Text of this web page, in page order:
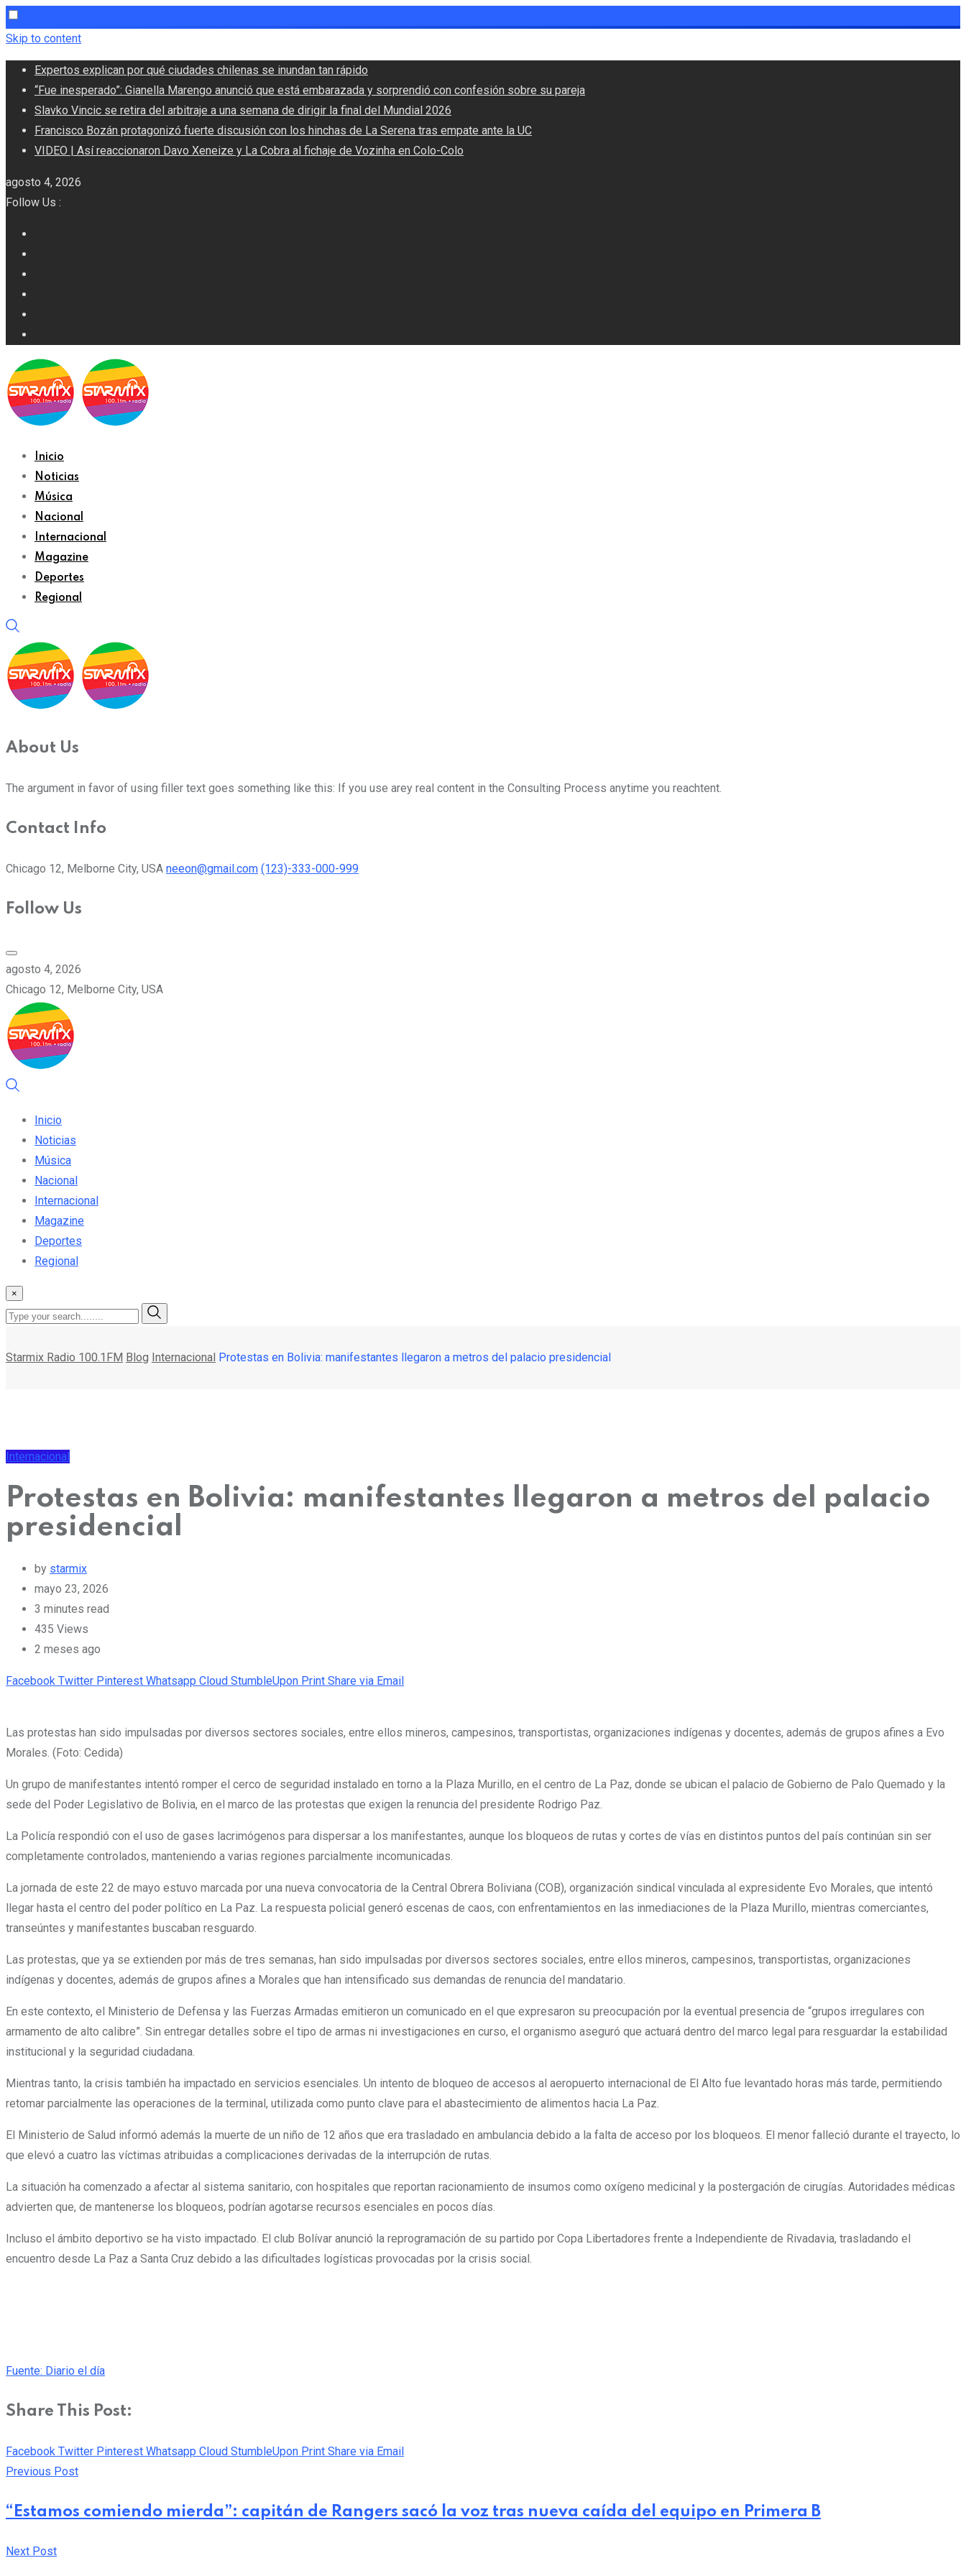
Skip to content
Expertos explican por qué ciudades chilenas se inundan tan rápido
“Fue inesperado”: Gianella Marengo anunció que está embarazada y sorprendió con confesión sobre su pareja
Slavko Vincic se retira del arbitraje a una semana de dirigir la final del Mundial 2026
Francisco Bozán protagonizó fuerte discusión con los hinchas de La Serena tras empate ante la UC
VIDEO | Así reaccionaron Davo Xeneize y La Cobra al fichaje de Vozinha en Colo-Colo
agosto 4, 2026
Follow Us :
Inicio
Noticias
Música
Nacional
Internacional
Magazine
Deportes
Regional
About Us
The argument in favor of using filler text goes something like this: If you use arey real content in the Consulting Process anytime you reachtent.
Contact Info
Chicago 12, Melborne City, USA neeon@gmail.com (123)-333-000-999
Follow Us
agosto 4, 2026
Chicago 12, Melborne City, USA
Inicio
Noticias
Música
Nacional
Internacional
Magazine
Deportes
Regional
×
Starmix Radio 100.1FM Blog Internacional Protestas en Bolivia: manifestantes llegaron a metros del palacio presidencial
Internacional
Protestas en Bolivia: manifestantes llegaron a metros del palacio
presidencial
by starmix
mayo 23, 2026
3 minutes read
435 Views
2 meses ago
Facebook Twitter Pinterest Whatsapp Cloud StumbleUpon Print Share via Email
Las protestas han sido impulsadas por diversos sectores sociales, entre ellos mineros, campesinos, transportistas, organizaciones indígenas y docentes, además de grupos afines a Evo
Morales. (Foto: Cedida)
Un grupo de manifestantes intentó romper el cerco de seguridad instalado en torno a la Plaza Murillo, en el centro de La Paz, donde se ubican el palacio de Gobierno de Palo Quemado y la
sede del Poder Legislativo de Bolivia, en el marco de las protestas que exigen la renuncia del presidente Rodrigo Paz.
La Policía respondió con el uso de gases lacrimógenos para dispersar a los manifestantes, aunque los bloqueos de rutas y cortes de vías en distintos puntos del país continúan sin ser
completamente controlados, manteniendo a varias regiones parcialmente incomunicadas.
La jornada de este 22 de mayo estuvo marcada por una nueva convocatoria de la Central Obrera Boliviana (COB), organización sindical vinculada al expresidente Evo Morales, que intentó
llegar hasta el centro del poder político en La Paz. La respuesta policial generó escenas de caos, con enfrentamientos en las inmediaciones de la Plaza Murillo, mientras comerciantes,
transeúntes y manifestantes buscaban resguardo.
Las protestas, que ya se extienden por más de tres semanas, han sido impulsadas por diversos sectores sociales, entre ellos mineros, campesinos, transportistas, organizaciones
indígenas y docentes, además de grupos afines a Morales que han intensificado sus demandas de renuncia del mandatario.
En este contexto, el Ministerio de Defensa y las Fuerzas Armadas emitieron un comunicado en el que expresaron su preocupación por la eventual presencia de “grupos irregulares con
armamento de alto calibre”. Sin entregar detalles sobre el tipo de armas ni investigaciones en curso, el organismo aseguró que actuará dentro del marco legal para resguardar la estabilidad
institucional y la seguridad ciudadana.
Mientras tanto, la crisis también ha impactado en servicios esenciales. Un intento de bloqueo de accesos al aeropuerto internacional de El Alto fue levantado horas más tarde, permitiendo
retomar parcialmente las operaciones de la terminal, utilizada como punto clave para el abastecimiento de alimentos hacia La Paz.
El Ministerio de Salud informó además la muerte de un niño de 12 años que era trasladado en ambulancia debido a la falta de acceso por los bloqueos. El menor falleció durante el trayecto, lo
que elevó a cuatro las víctimas atribuidas a complicaciones derivadas de la interrupción de rutas.
La situación ha comenzado a afectar al sistema sanitario, con hospitales que reportan racionamiento de insumos como oxígeno medicinal y la postergación de cirugías. Autoridades médicas
advierten que, de mantenerse los bloqueos, podrían agotarse recursos esenciales en pocos días.
Incluso el ámbito deportivo se ha visto impactado. El club Bolívar anunció la reprogramación de su partido por Copa Libertadores frente a Independiente de Rivadavia, trasladando el
encuentro desde La Paz a Santa Cruz debido a las dificultades logísticas provocadas por la crisis social.
Fuente: Diario el día
Share This Post:
Facebook Twitter Pinterest Whatsapp Cloud StumbleUpon Print Share via Email
Previous Post
“Estamos comiendo mierda”: capitán de Rangers sacó la voz tras nueva caída del equipo en Primera B
Next Post